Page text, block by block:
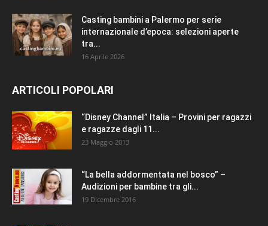
Casting bambini a Palermo per serie
internazionale d’epoca: selezioni aperte
tra...
16 Aprile 2026
ARTICOLI POPOLARI
“Disney Channel” Italia – Provini per ragazzi
e ragazze dagli 11...
23 Maggio 2013
“La bella addormentata nel bosco” –
Audizioni per bambine tra gli...
19 Dicembre 2016